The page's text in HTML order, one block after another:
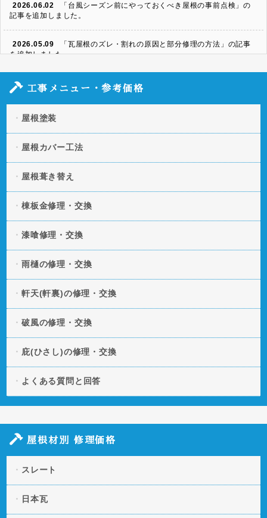
2026.06.02
「台風シーズン前にやっておくべき屋根の事前点検」の
記事を追加しました。
2026.05.09
「瓦屋根のズレ・割れの原因と部分修理の方法」の記事
を追加しました。
2026.04.06
「スレート屋根の割れ・欠けを放置するとどうなる？修
理方法と費用」の記事を追加しました。
2026.03.11
策」の記事を追加しました。
イミング」の記事を追加しました。
工事メニュー・参考価格
屋根塗装
屋根カバー工法
屋根葺き替え
棟板金修理・交換
漆喰修理・交換
雨樋の修理・交換
軒天(軒裏)の修理・交換
破風の修理・交換
庇(ひさし)の修理・交換
よくある質問と回答
屋根材別 修理価格
スレート
日本瓦